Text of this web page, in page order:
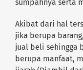
sumpahnya serta
Akibat dari hal
jika berupa
jual beli sehingga
berupa manfaat,